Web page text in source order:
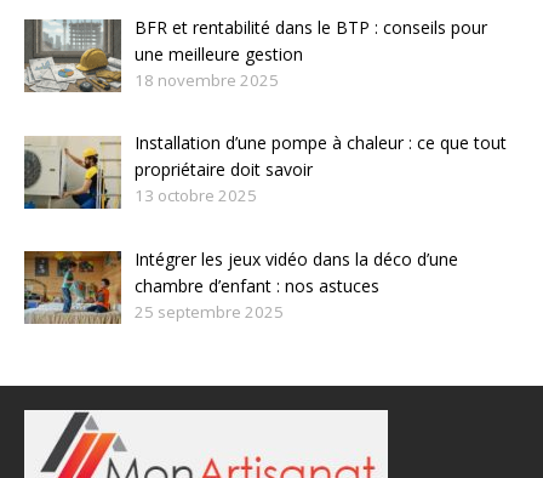
BFR et rentabilité dans le BTP : conseils pour
une meilleure gestion
18 novembre 2025
Installation d’une pompe à chaleur : ce que tout
propriétaire doit savoir
13 octobre 2025
Intégrer les jeux vidéo dans la déco d’une
chambre d’enfant : nos astuces
25 septembre 2025